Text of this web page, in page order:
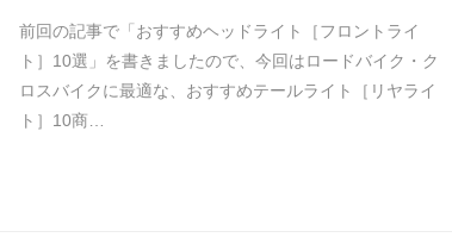
前回の記事で「おすすめヘッドライト［フロントライ
ト］10選」を書きましたので、今回はロードバイク・ク
ロスバイクに最適な、おすすめテールライト［リヤライ
ト］10商…